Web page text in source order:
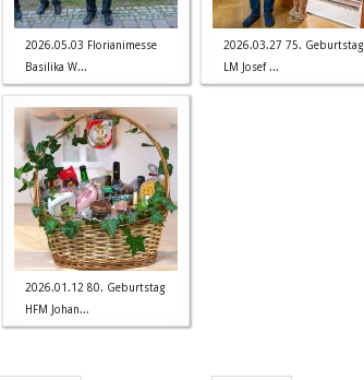
2026.05.03 Florianimesse
Basilika W...
2026.03.27 75. Geburtstag
LM Josef ...
2026.01.12 80. Geburtstag
HFM Johan...